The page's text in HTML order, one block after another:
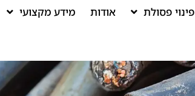
פינוי פסולת אודות מידע מקצועי